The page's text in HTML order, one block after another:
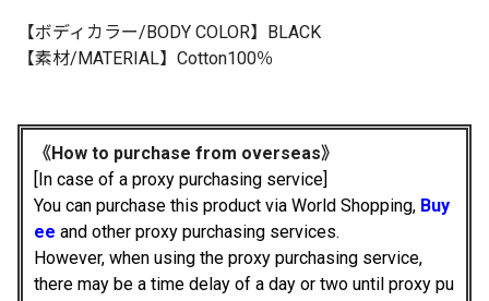
【ボディカラー/BODY COLOR】 BLACK
【素材/MATERIAL】 Cotton100％
《How to purchase from overseas》
[In case of a proxy purchasing service]
You can purchase this product via World Shopping, Buy
ee and other proxy purchasing services.
However, when using the proxy purchasing service,
there may be a time delay of a day or two until proxy pu